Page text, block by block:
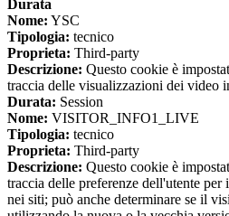
Durata
Nome: YSC
Tipologia: tecnico
Proprieta: Third-party
Descrizione: Questo cookie è
traccia delle visualizzazioni dei video
Durata: Session
Nome: VISITOR_INFO1_LIVE
Tipologia: tecnico
Proprieta: Third-party
Descrizione: Questo cookie è
traccia delle preferenze dell'utente
nei siti; può anche determinare se il